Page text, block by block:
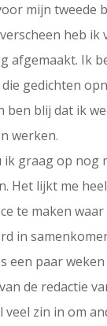
mijn tweede
verscheen heb ik
afgemaakt. Ik
gedichten
ben blij dat ik
werken.
ik graag op nog
Het lijkt me
te maken waar
in
een paar
de redactie
veel zin in om